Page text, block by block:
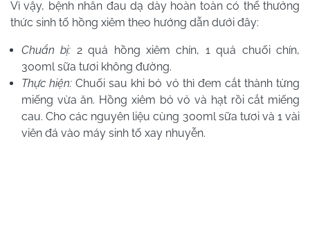
Vì vậy, bệnh nhân đau dạ dày hoàn toàn có thể thưởng
thức sinh tố hồng xiêm theo hướng dẫn dưới đây:
Chuẩn bị: 2 quả hồng xiêm chín, 1 quả chuối chín,
300ml sữa tươi không đường.
Thực hiện:Chuối sau khi bỏ vỏ thì đem cắt thành từng
miếng vừa ăn. Hồng xiêm bỏ vỏ và hạt rồi cắt miếng
cau. Cho các nguyên liệu cùng 300ml sữa tươi và 1 vài
viên đá vào máy sinh tố xay nhuyễn.